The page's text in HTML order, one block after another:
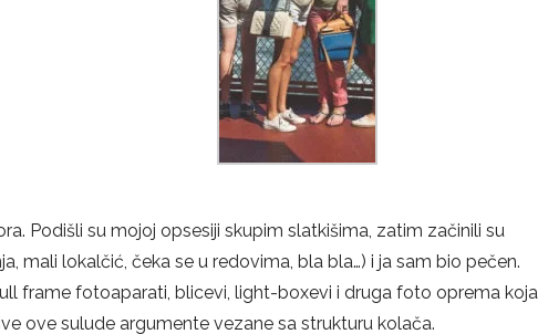
Podišli su mojoj opsesiji skupim slatkišima, zatim začinili su
mali lokalčić, čeka se u redovima, bla bla…) i ja sam bio pečen.
frame fotoaparati, blicevi, light-boxevi i druga foto oprema koja
ove sulude argumente vezane sa strukturu kolača.